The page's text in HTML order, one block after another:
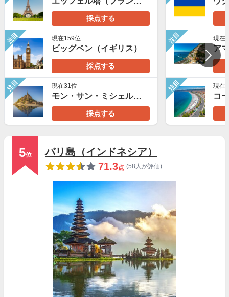
採点する
注目 現在159位
ビッグベン（イギリス）
採点する
注目 現在31位
モン・サン・ミシェル（フランス）
採点する
注目 現在
注目 現在
5位
バリ島（インドネシア）
71.3点 (58人が評価)